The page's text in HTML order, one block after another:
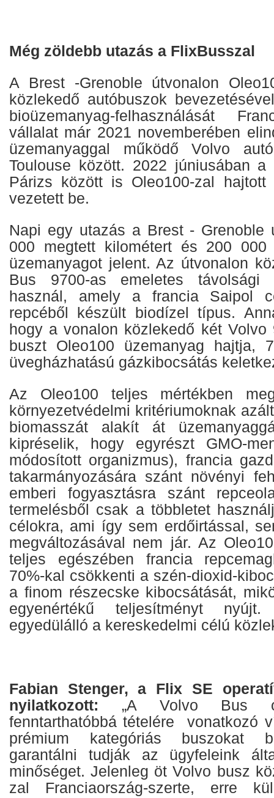
Még zöldebb utazás a FlixBusszal
A Brest -Grenoble útvonalon
közlekedő autóbuszok
bioüzemanyag-felhasználását
vállalat már 2021 novemberében
üzemanyaggal működő Volvo
Toulouse között. 2022 júniusában
Párizs között is Oleo100-zal hajtott
vezetett be.
Napi egy utazás a Brest - Grenoble
000 megtett kilométert és 200 000
üzemanyagot jelent. Az útvonalon
Bus 9700-as emeletes távolsági
használ, amely a francia Saipol
repcéből készült biodízel típus.
hogy a vonalon közlekedő két Volvo
buszt Oleo100 üzemanyag hajtja,
üvegházhatású gázkibocsátás
Az Oleo100 teljes mértékben
környezetvédelmi kritériumoknak
biomasszát alakít át
kipréselik, hogy egyrészt GMO-
módosított organizmus), francia
takarmányozására szánt növényi
emberi fogyasztásra szánt
termelésből csak a többletet
célokra, ami így sem erdőirtással,
megváltozásával nem jár. Az
teljes egészében francia
70%-kal csökkenti a szén-dioxid-
a finom részecske kibocsátását,
egyenértékű teljesítményt
egyedülálló a kereskedelmi célú
Fabian Stenger, a Flix SE
nyilatkozott: „A Volvo Bus
fenntarthatóbbá tételére vonatkozó
prémium kategóriás buszokat
garantálni tudják az ügyfeleink
minőséget. Jelenleg öt Volvo busz
zal Franciaország-szerte, erre